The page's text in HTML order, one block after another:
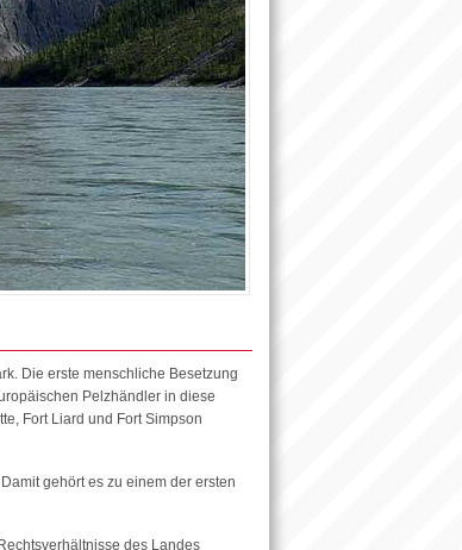
Die erste menschliche Besetzung
Pelzhändler in diese
Fort Liard und Fort Simpson
gehört es zu einem der ersten
des Landes